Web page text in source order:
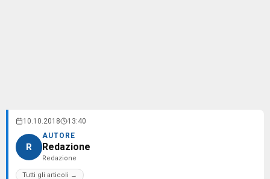
10.10.2018 13:40
R
AUTORE
Redazione
Redazione
Tutti gli articoli →